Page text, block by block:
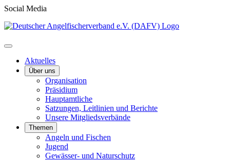
Social Media
Aktuelles
Über uns
Organisation
Präsidium
Hauptamtliche
Satzungen, Leitlinien und Berichte
Unsere Mitgliedsverbände
Themen
Angeln und Fischen
Jugend
Gewässer- und Naturschutz